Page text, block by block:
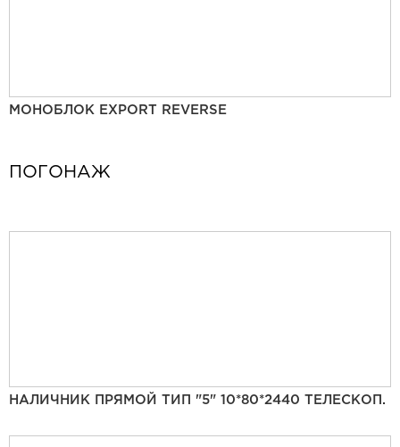
МОНОБЛОК EXPORT REVERSE
ПОГОНАЖ
НАЛИЧНИК ПРЯМОЙ ТИП "5" 10*80*2440 ТЕЛЕСКОП.